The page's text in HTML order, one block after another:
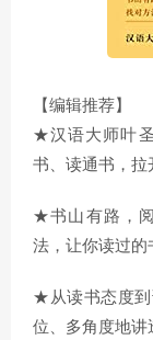
【编辑推荐】
★汉语大师叶
书、读通书，拉
★书山有路，
法，让你读过的
★从读书态度到
位、多角度地讲